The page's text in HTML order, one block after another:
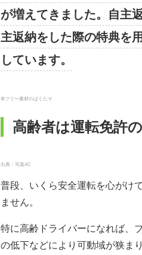
が増えてきました。自主
主返納をした際の特典を
しています。
©フリー素材のぱくたそ
高齢者は運転免許
出典：写真AC
普段、いくら安全運転を心がけ
ません。
特に高齢ドライバーになれば、
の低下などにより可動域が狭ま